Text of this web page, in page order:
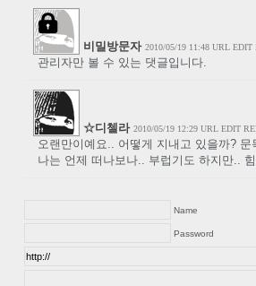
비밀방문자 2010/05/19 11:48 URL EDIT
관리자만 볼 수 있는 댓글입니다.
☆디첼라 2010/05/19 12:29 URL EDIT
오랜만이예요.. 어떻게 지내고 있을까?
나는 언제 떠나보나.. 부럽기도 하지만..
Name
Password